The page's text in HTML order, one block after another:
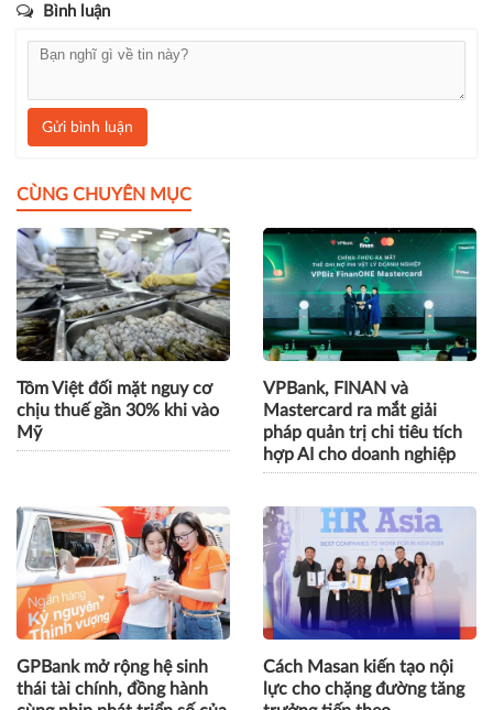
Gửi bình luận
CÙNG CHUYÊN MỤC
Tôm Việt đối mặt nguy cơ
chịu thuế gần 30% khi vào
Mỹ
VPBank, FINAN và
Mastercard ra mắt giải
pháp quản trị chi tiêu tích
hợp AI cho doanh nghiệp